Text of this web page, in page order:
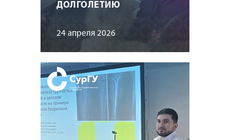
ДОЛГОЛЕТИЮ
24 апреля 2026